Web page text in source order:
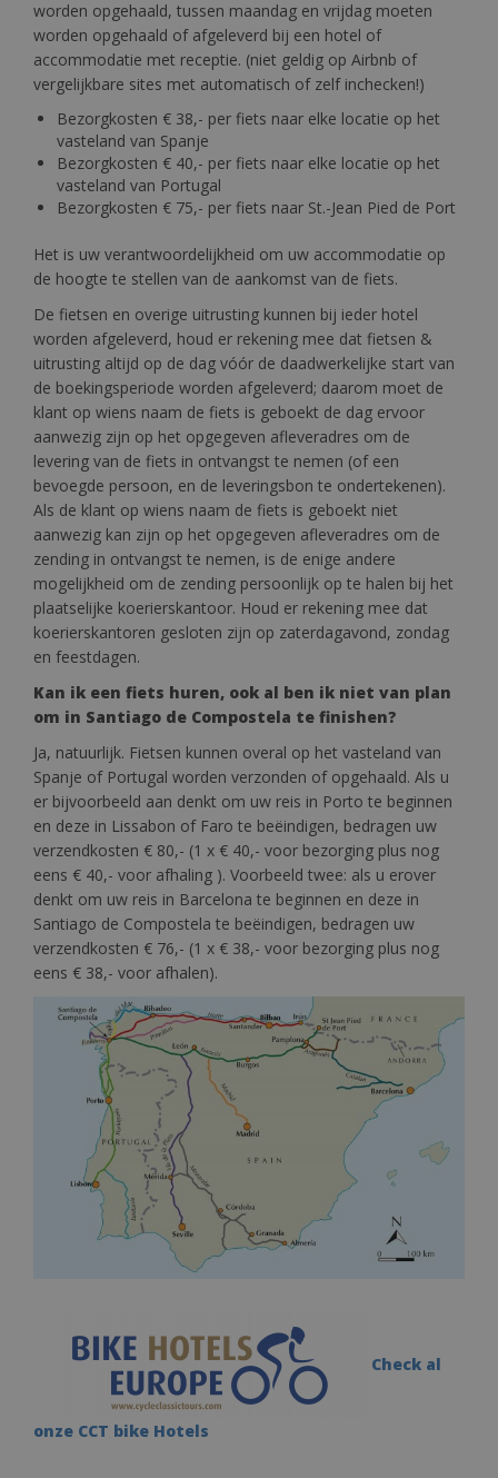
worden opgehaald, tussen maandag en vrijdag moeten
worden opgehaald of afgeleverd bij een hotel of
accommodatie met receptie. (niet geldig op Airbnb of
vergelijkbare sites met automatisch of zelf inchecken!)
Bezorgkosten € 38,- per fiets naar elke locatie op het
vasteland van Spanje
Bezorgkosten € 40,- per fiets naar elke locatie op het
vasteland van Portugal
Bezorgkosten € 75,- per fiets naar St.-Jean Pied de Port
Het is uw verantwoordelijkheid om uw accommodatie op
de hoogte te stellen van de aankomst van de fiets.
De fietsen en overige uitrusting kunnen bij ieder hotel
worden afgeleverd, houd er rekening mee dat fietsen &
uitrusting altijd op de dag vóór de daadwerkelijke start van
de boekingsperiode worden afgeleverd; daarom moet de
klant op wiens naam de fiets is geboekt de dag ervoor
aanwezig zijn op het opgegeven afleveradres om de
levering van de fiets in ontvangst te nemen (of een
bevoegde persoon, en de leveringsbon te ondertekenen).
Als de klant op wiens naam de fiets is geboekt niet
aanwezig kan zijn op het opgegeven afleveradres om de
zending in ontvangst te nemen, is de enige andere
mogelijkheid om de zending persoonlijk op te halen bij het
plaatselijke koerierskantoor. Houd er rekening mee dat
koerierskantoren gesloten zijn op zaterdagavond, zondag
en feestdagen.
Kan ik een fiets huren, ook al ben ik niet van plan
om in Santiago de Compostela te finishen?
Ja, natuurlijk. Fietsen kunnen overal op het vasteland van
Spanje of Portugal worden verzonden of opgehaald. Als u
er bijvoorbeeld aan denkt om uw reis in Porto te beginnen
en deze in Lissabon of Faro te beëindigen, bedragen uw
verzendkosten € 80,- (1 x € 40,- voor bezorging plus nog
eens € 40,- voor afhaling ). Voorbeeld twee: als u erover
denkt om uw reis in Barcelona te beginnen en deze in
Santiago de Compostela te beëindigen, bedragen uw
verzendkosten € 76,- (1 x € 38,- voor bezorging plus nog
eens € 38,- voor afhalen).
Check al
onze CCT bike Hotels